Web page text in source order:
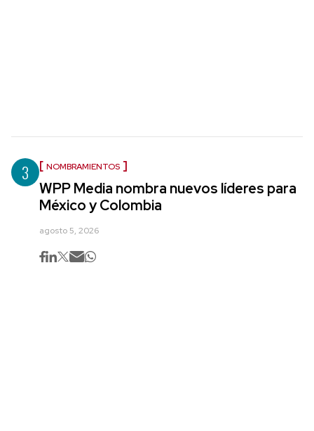
3 NOMBRAMIENTOS
WPP Media nombra nuevos líderes para
México y Colombia
agosto 5, 2026